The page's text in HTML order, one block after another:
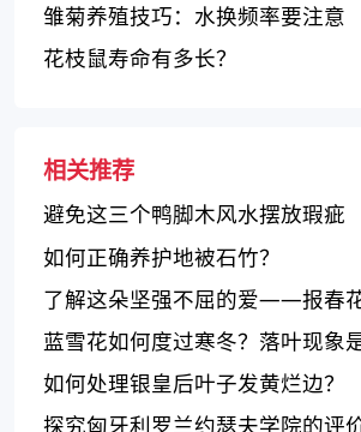
雏菊养殖技巧：水换频率要注意
花枝鼠寿命有多长？
相关推荐
避免这三个鸭脚木风水摆放瑕疵
如何正确养护地被石竹？
了解这朵坚强不屈的爱——报春
用价值
蓝雪花如何度过寒冬？落叶现象
如何处理银皇后叶子发黄烂边？
探究匈牙利罗兰约瑟夫学院的评